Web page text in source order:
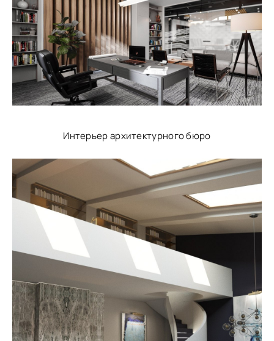
Интерьер архитектурного бюро